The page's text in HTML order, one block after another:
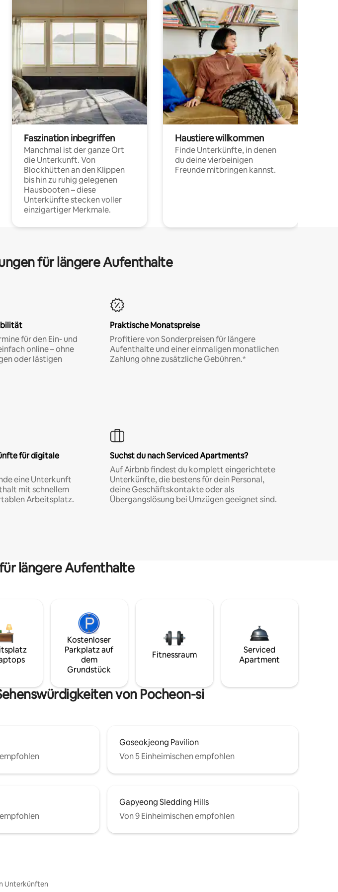
Faszination inbegriffen
Manchmal ist der ganze Ort
die Unterkunft. Von
Blockhütten an den Klippen
bis hin zu ruhig gelegenen
Hausbooten – diese
Unterkünfte stecken voller
einzigartiger Merkmale.
Haustiere willkommen
Finde Unterkünfte, in denen
du deine vierbeinigen
Freunde mitbringen kannst.
für längere Aufenthalte
für den Ein- und
online – ohne
oder lästigen
Praktische Monatspreise
Profitiere von Sonderpreisen für längere
Aufenthalte und einer einmaligen monatlichen
Zahlung ohne zusätzliche Gebühren.*
für digitale
eine Unterkunft
mit schnellem
Arbeitsplatz.
Suchst du nach Serviced Apartments?
Auf Airbnb findest du komplett eingerichtete
Unterkünfte, die bestens für dein Personal,
deine Geschäftskontakte oder als
Übergangslösung bei Umzügen geeignet sind.
längere Aufenthalte
Kostenloser
Parkplatz auf
dem
Grundstück
Fitnessraum
Serviced
Apartment
von Pocheon-si
Goseokjeong Pavilion
Von 5 Einheimischen empfohlen
Gapyeong Sledding Hills
Von 9 Einheimischen empfohlen
Unterkünften